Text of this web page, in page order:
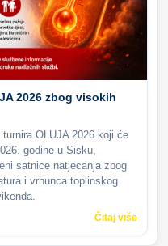
2026 zbog visokih
OLUJA 2026 koji će
godine u Sisku,
satnice natjecanja zbog
i vrhunca toplinskog
Čitaj više